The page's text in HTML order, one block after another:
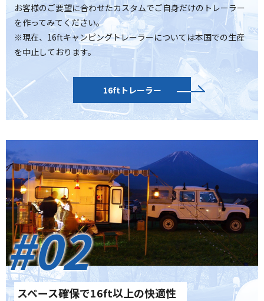
お客様のご要望に合わせたカスタムでご自身だけのトレーラー
を作ってみてください。
※現在、16ftキャンピングトレーラーについては本国での生産
を中止しております。
16ftトレーラー
#02
スペース確保で16ft以上の快適性